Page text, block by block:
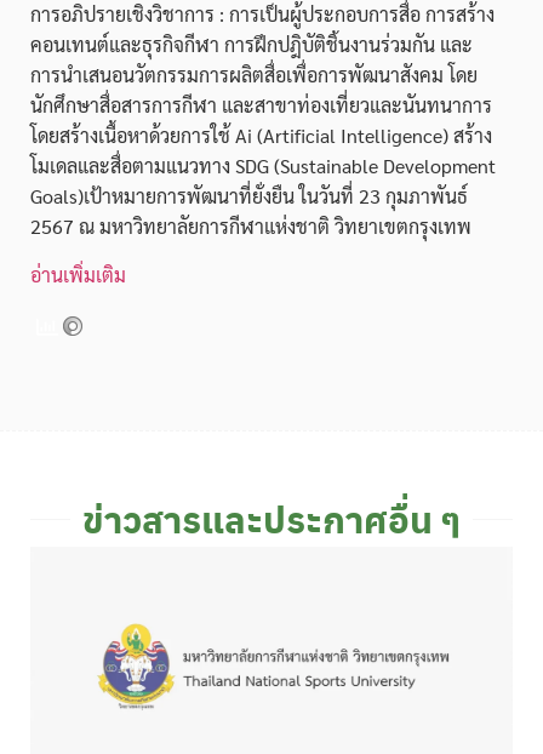
การอภิปรายเชิงวิชาการ : การเป็นผู้ประกอบการสื่อ การสร้าง
คอนเทนต์และธุรกิจกีฬา การฝึกปฎิบัติชิ้นงานร่วมกัน และ
การนำเสนอนวัตกรรมการผลิตสื่อเพื่อการพัฒนาสังคม โดย
นักศึกษาสื่อสารการกีฬา และสาขาท่องเที่ยวและนันทนาการ
โดยสร้างเนื้อหาด้วยการใช้ Ai (Artificial Intelligence) สร้าง
โมเดลและสื่อตามแนวทาง SDG (Sustainable Development
Goals)เป้าหมายการพัฒนาที่ยั่งยืน ในวันที่ 23 กุมภาพันธ์
2567 ณ มหาวิทยาลัยการกีฬาแห่งชาติ วิทยาเขตกรุงเทพ
อ่านเพิ่มเติม
ข่าวสารและประกาศอื่น ๆ